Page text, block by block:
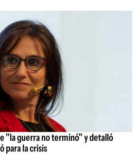
"la guerra no terminó" y detalló
para la crisis